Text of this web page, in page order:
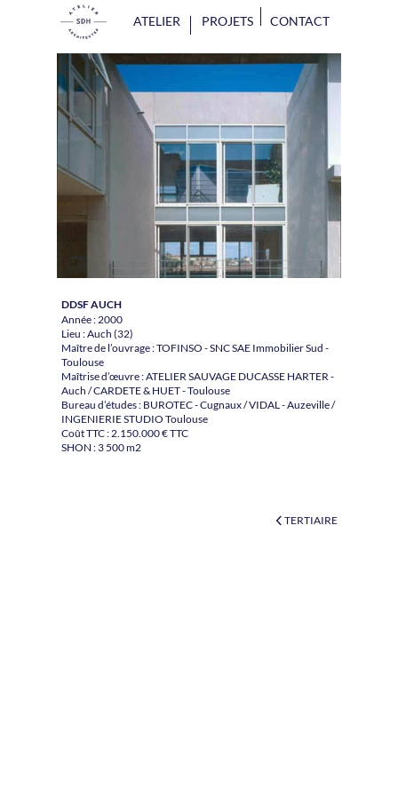
ATELIER PROJETS CONTACT
DDSF AUCH
Année : 2000
Lieu : Auch (32)
Maître de l’ouvrage : TOFINSO - SNC SAE Immobilier Sud -
Toulouse
Maîtrise d’œuvre : ATELIER SAUVAGE DUCASSE HARTER -
Auch / CARDETE & HUET - Toulouse
Bureau d’études : BUROTEC - Cugnaux / VIDAL - Auzeville /
INGENIERIE STUDIO Toulouse
Coût TTC : 2.150.000 € TTC
SHON : 3 500 m2
TERTIAIRE